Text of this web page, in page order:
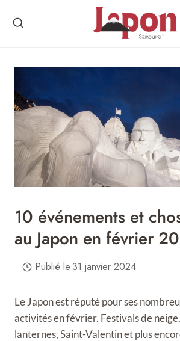
10 événements et
au Japon en février
Publié le31 janvier 2024
Le Japon est réputé pour ses
activités en février. Festivals de
lanternes, Saint-Valentin et plus